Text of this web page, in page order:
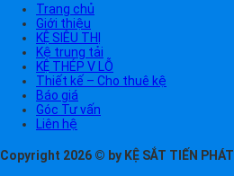
Trang chủ
Giới thiệu
KỆ SIÊU THỊ
Kệ trung tải
KỆ THÉP V LỖ
Thiết kế – Cho thuê kệ
Báo giá
Góc Tư vấn
Liên hệ
Copyright 2026 © by KỆ SẮT TIẾN PHÁT